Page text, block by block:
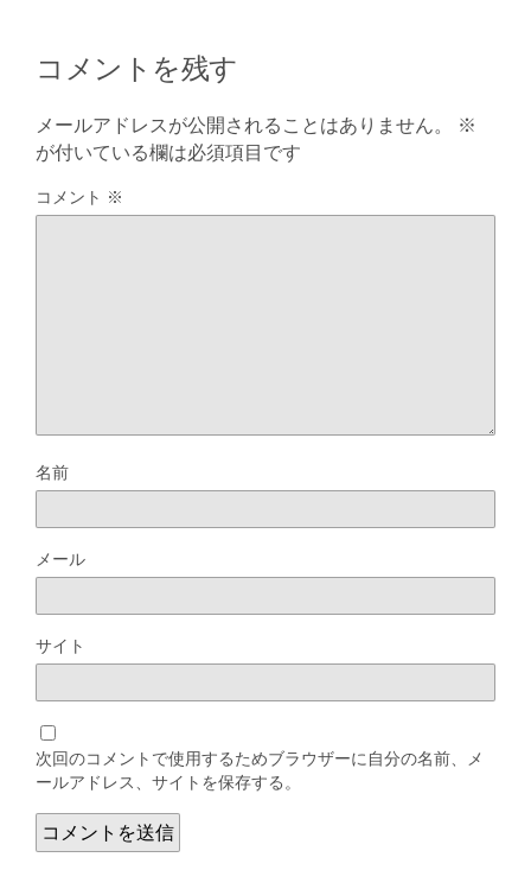
コメントを残す
メールアドレスが公開されることはありません。
※
が付いている欄は必須項目です
コメント ※
名前
メール
サイト
次回のコメントで使用するためブラウザーに自分の名前、メ
ールアドレス、サイトを保存する。